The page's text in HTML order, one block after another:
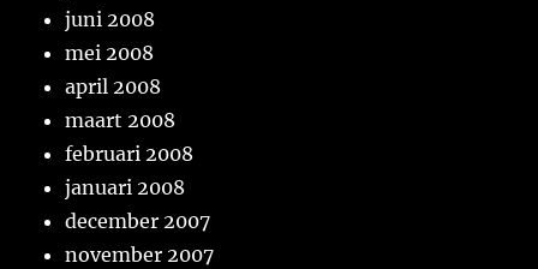
juni 2008
mei 2008
april 2008
maart 2008
februari 2008
januari 2008
december 2007
november 2007